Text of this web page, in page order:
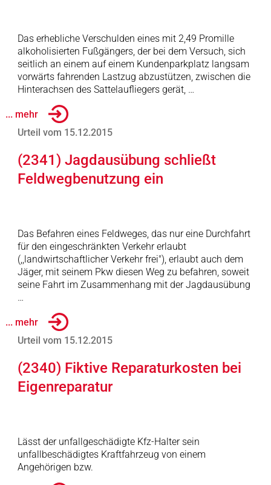
Das erhebliche Verschulden eines mit 2,49 Promille
alkoholisierten Fußgängers, der bei dem Versuch, sich
seitlich an einem auf einem Kundenparkplatz langsam
vorwärts fahrenden Lastzug abzustützen, zwischen die
Hinterachsen des Sattelaufliegers gerät, …
... mehr
Urteil vom 15.12.2015
(2341) Jagdausübung schließt
Feldwegbenutzung ein
Das Befahren eines Feldweges, das nur eine Durchfahrt
für den eingeschränkten Verkehr erlaubt
(,,landwirtschaftlicher Verkehr frei"), erlaubt auch dem
Jäger, mit seinem Pkw diesen Weg zu befahren, soweit
seine Fahrt im Zusammenhang mit der Jagdausübung
…
... mehr
Urteil vom 15.12.2015
(2340) Fiktive Reparaturkosten bei
Eigenreparatur
Lässt der unfallgeschädigte Kfz-Halter sein
unfallbeschädigtes Kraftfahrzeug von einem
Angehörigen bzw.